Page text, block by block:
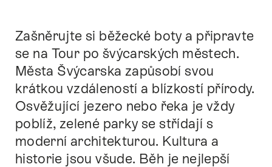
Intro
Zašněrujte si běžecké boty a připravte
se na Tour po švýcarských městech.
Města Švýcarska zapůsobí svou
krátkou vzdáleností a blízkostí přírody.
Osvěžující jezero nebo řeka je vždy
poblíž, zelené parky se střídají s
moderní architekturou. Kultura a
historie jsou všude. Běh je nejlepší